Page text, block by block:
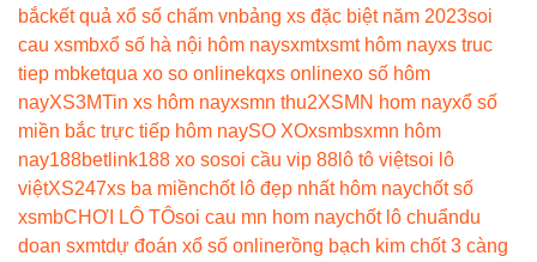
bắckết quả xổ số chấm vnbảng xs đặc biệt năm 2023soi
cau xsmbxổ số hà nội hôm naysxmtxsmt hôm nayxs truc
tiep mbketqua xo so onlinekqxs onlinexo số hôm
nayXS3MTin xs hôm nayxsmn thu2XSMN hom nayxổ số
miền bắc trực tiếp hôm naySO XOxsmbsxmn hôm
nay188betlink188 xo sosoi cầu vip 88 lô tô việtsoi lô
việtXS247xs ba miềnchốt lô đẹp nhất hôm naychốt số
xsmbCHƠI LÔ TÔsoi cau mn hom naychốt lô chuẩndu
doan sxmtdự đoán xổ số onlinerồng bạch kim chốt 3 càng